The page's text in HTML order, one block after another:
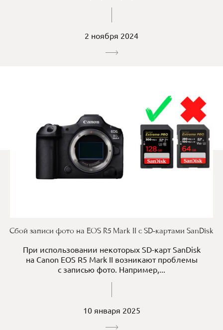
2 ноября 2024
Сбой записи фото на EOS R5 Mark II с SD-картами SanDisk
При использовании некоторых SD-карт SanDisk
на Canon EOS R5 Mark II возникают проблемы
с записью фото. Например,...
10 января 2025